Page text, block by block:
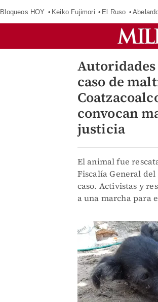
Bloqueos HOY Keiko Fujimori El Ruso
caso de
convocan
justicia
El animal fue
Fiscalía General
caso. Activistas y
a una marcha para